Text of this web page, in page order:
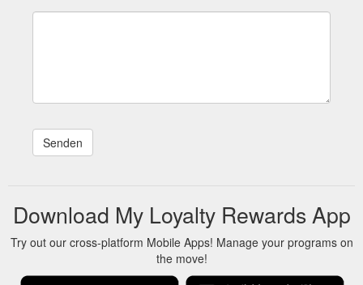
Download My Loyalty Rewards App
Try out our cross-platform Mobile Apps! Manage your programs on
the move!